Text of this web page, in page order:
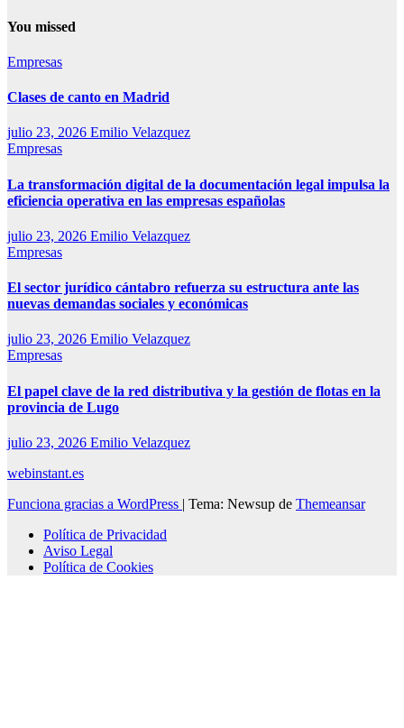
You missed
Empresas
Clases de canto en Madrid
julio 23, 2026 Emilio Velazquez
Empresas
La transformación digital de la documentación legal impulsa la
eficiencia operativa en las empresas españolas
julio 23, 2026 Emilio Velazquez
Empresas
El sector jurídico cántabro refuerza su estructura ante las
nuevas demandas sociales y económicas
julio 23, 2026 Emilio Velazquez
Empresas
El papel clave de la red distributiva y la gestión de flotas en la
provincia de Lugo
julio 23, 2026 Emilio Velazquez
webinstant.es
Funciona gracias a WordPress | Tema: Newsup de Themeansar
Política de Privacidad
Aviso Legal
Política de Cookies